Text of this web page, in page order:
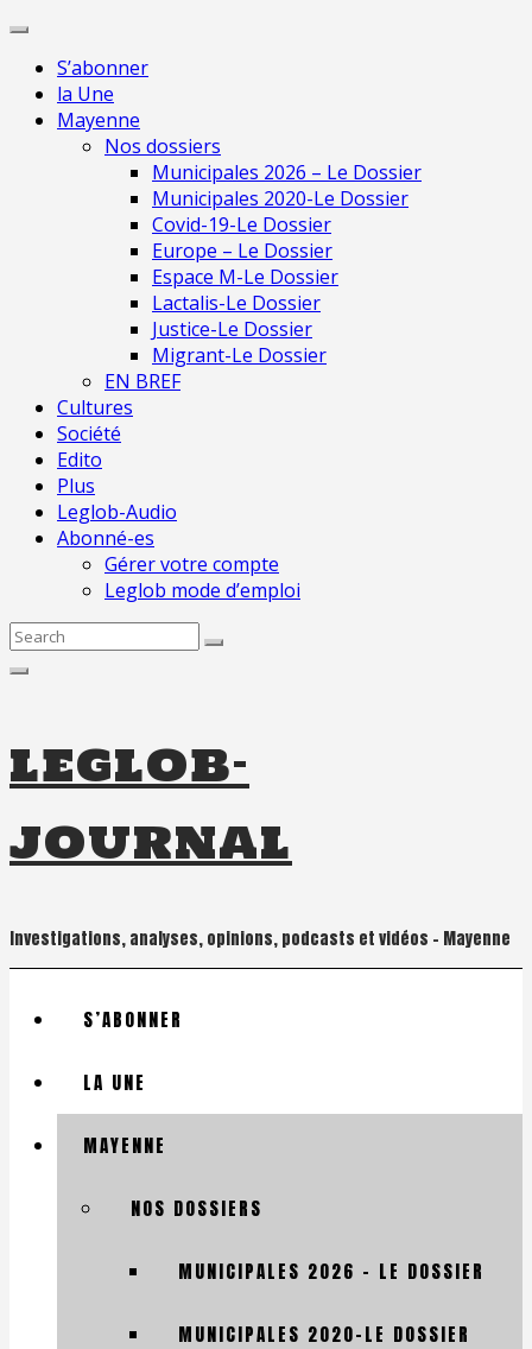
Skip
contentS’abonner
la Une
Mayenne
Nos dossiers
Municipales 2026 – Le Dossier
Municipales 2020-Le Dossier
Covid-19-Le Dossier
Europe – Le Dossier
Espace M-Le Dossier
Lactalis-Le Dossier
Justice-Le Dossier
Migrant-Le Dossier
EN BREF
Cultures
Société
Edito
Plus
Leglob-Audio
Abonné-es
Gérer votre compte
Leglob mode d’emploi
Search
leglob-
journal
Investigations, analyses, opinions, podcasts et vidéos – Mayenne
S’ABONNER
LA UNE
MAYENNE
NOS DOSSIERS
MUNICIPALES 2026 – LE DOSSIER
MUNICIPALES 2020-LE DOSSIER